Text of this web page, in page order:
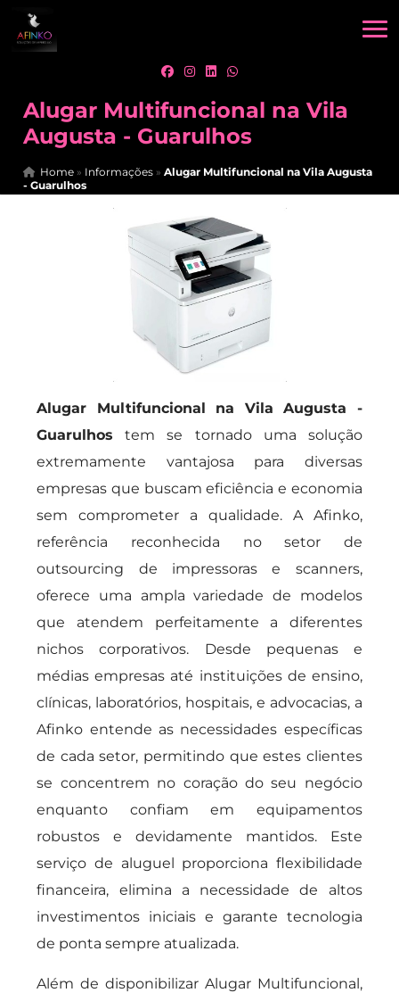
Alugar Multifuncional na Vila
Augusta - Guarulhos
Home » Informações »Alugar Multifuncional na Vila Augusta
- Guarulhos
Alugar Multifuncional na Vila Augusta -
Guarulhos tem se tornado uma solução
extremamente vantajosa para diversas
empresas que buscam eficiência e economia
sem comprometer a qualidade. A Afinko,
referência reconhecida no setor de
outsourcing de impressoras e scanners,
oferece uma ampla variedade de modelos
que atendem perfeitamente a diferentes
nichos corporativos. Desde pequenas e
médias empresas até instituições de ensino,
clínicas, laboratórios, hospitais, e advocacias, a
Afinko entende as necessidades específicas
de cada setor, permitindo que estes clientes
se concentrem no coração do seu negócio
enquanto confiam em equipamentos
robustos e devidamente mantidos. Este
serviço de aluguel proporciona flexibilidade
financeira, elimina a necessidade de altos
investimentos iniciais e garante tecnologia
de ponta sempre atualizada.
Além de disponibilizar Alugar Multifuncional,